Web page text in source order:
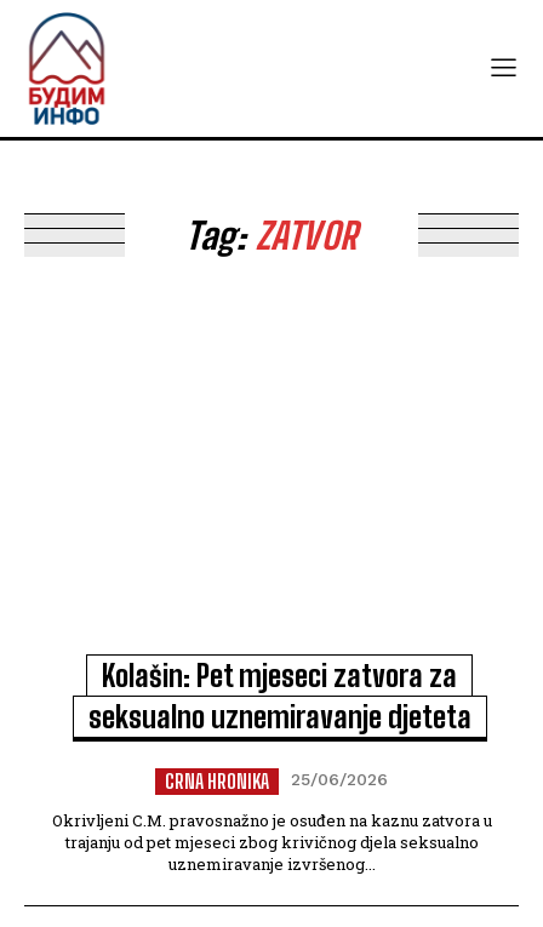
Tag:ZATVOR
Kolašin: Pet mjeseci zatvora za
seksualno uznemiravanje djeteta
CRNA HRONIKA 25/06/2026
Okrivljeni C.M. pravosnažno je osuđen na kaznu zatvora u
trajanju od pet mjeseci zbog krivičnog djela seksualno
uznemiravanje izvršenog...